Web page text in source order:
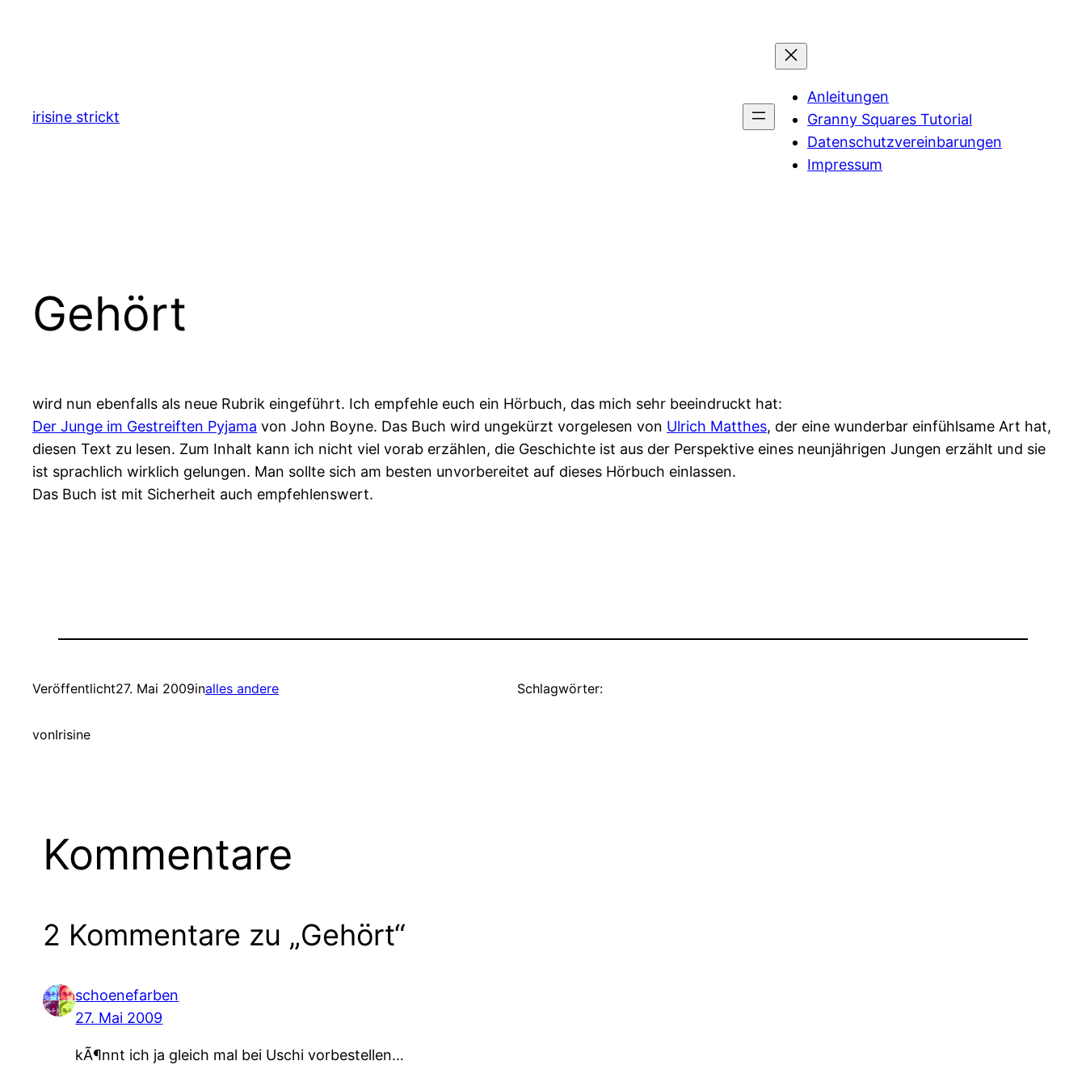
irisine strickt
Anleitungen
Granny Squares Tutorial
Datenschutzvereinbarungen
Impressum
Gehört
wird nun ebenfalls als neue Rubrik eingeführt. Ich empfehle euch ein Hörbuch, das mich sehr beeindruckt hat:
Der Junge im Gestreiften Pyjama von John Boyne. Das Buch wird ungekürzt vorgelesen von Ulrich Matthes, der eine wunderbar einfühlsame Art hat,
diesen Text zu lesen. Zum Inhalt kann ich nicht viel vorab erzählen, die Geschichte ist aus der Perspektive eines neunjährigen Jungen erzählt und sie
ist sprachlich wirklich gelungen. Man sollte sich am besten unvorbereitet auf dieses Hörbuch einlassen.
Das Buch ist mit Sicherheit auch empfehlenswert.
Veröffentlicht27. Mai 2009inalles andere
vonIrisine
Schlagwörter:
Kommentare
2 Kommentare zu „Gehört“
schoenefarben
27. Mai 2009
kÃ¶nnt ich ja gleich mal bei Uschi vorbestellen…